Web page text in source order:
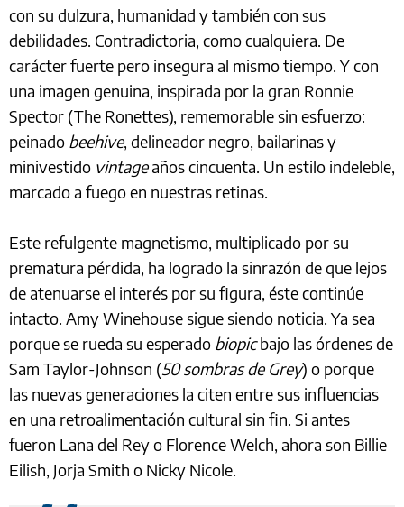
con su dulzura, humanidad y también con sus
debilidades. Contradictoria, como cualquiera. De
carácter fuerte pero insegura al mismo tiempo. Y con
una imagen genuina, inspirada por la gran Ronnie
Spector (The Ronettes), rememorable sin esfuerzo:
peinado beehive, delineador negro, bailarinas y
minivestido vintageaños cincuenta. Un estilo indeleble,
marcado a fuego en nuestras retinas.
Este refulgente magnetismo, multiplicado por su
prematura pérdida, ha logrado la sinrazón de que lejos
de atenuarse el interés por su figura, éste continúe
intacto. Amy Winehouse sigue siendo noticia. Ya sea
porque se rueda su esperado biopicbajo las órdenes de
Sam Taylor-Johnson (50 sombras de Grey) o porque
las nuevas generaciones la citen entre sus influencias
en una retroalimentación cultural sin fin. Si antes
fueron Lana del Rey o Florence Welch, ahora son Billie
Eilish, Jorja Smith o Nicky Nicole.